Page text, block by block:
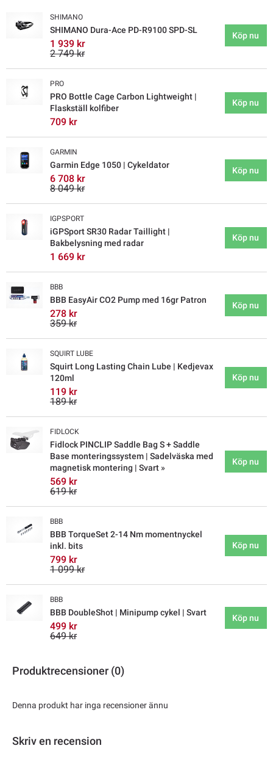
SHIMANO
SHIMANO Dura-Ace PD-R9100 SPD-SL
1 939 kr
2 749 kr
Köp nu
PRO
PRO Bottle Cage Carbon Lightweight |
Flaskställ kolfiber
709 kr
Köp nu
GARMIN
Garmin Edge 1050 | Cykeldator
6 708 kr
8 049 kr
Köp nu
IGPSPORT
iGPSport SR30 Radar Taillight |
Bakbelysning med radar
1 669 kr
Köp nu
BBB
BBB EasyAir CO2 Pump med 16gr Patron
278 kr
359 kr
Köp nu
SQUIRT LUBE
Squirt Long Lasting Chain Lube | Kedjevax
120ml
119 kr
189 kr
Köp nu
FIDLOCK
Fidlock PINCLIP Saddle Bag S + Saddle
Base monteringssystem | Sadelväska med
magnetisk montering | Svart »
569 kr
619 kr
Köp nu
BBB
BBB TorqueSet 2-14 Nm momentnyckel
inkl. bits
799 kr
1 099 kr
Köp nu
BBB
BBB DoubleShot | Minipump cykel | Svart
499 kr
649 kr
Köp nu
Produktrecensioner (0)
Denna produkt har inga recensioner ännu
Skriv en recension